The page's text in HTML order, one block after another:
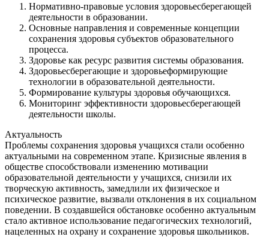
Нормативно-правовые условия здоровьесберегающей
деятельности в образовании.
Основные направления и современные концепции
сохранения здоровья субъектов образовательного
процесса.
Здоровье как ресурс развития системы образования.
Здоровьесберегающие и здоровьеформирующие
технологии в образовательной деятельности.
Формирование культуры здоровья обучающихся.
Мониторинг эффективности здоровьесберегающей
деятельности школы.
Актуальность
Проблемы сохранения здоровья учащихся стали особенно
актуальными на современном этапе. Кризисные явления в
обществе способствовали изменению мотивации
образовательной деятельности у учащихся, снизили их
творческую активность, замедлили их физическое и
психическое развитие, вызвали отклонения в их социальном
поведении. В создавшейся обстановке особенно актуальным
стало активное использование педагогических технологий,
нацеленных на охрану и сохранение здоровья школьников.